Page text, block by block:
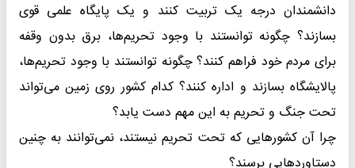
دانشمندان درجه یک تربیت کنند و یک پایگاه علمی قوی
بسازند؟ چگونه توانستند با وجود تحریم‌ها، برق بدون وقفه
برای مردم خود فراهم کنند؟ چگونه توانستند با وجود تحریم‌ها،
پالایشگاه بسازند و اداره کنند؟ کدام کشور روی زمین می‌تواند
تحت جنگ و تحریم به این مهم دست یابد؟
چرا آن کشورهایی که تحت تحریم نیستند، نمی‌توانند به چنین